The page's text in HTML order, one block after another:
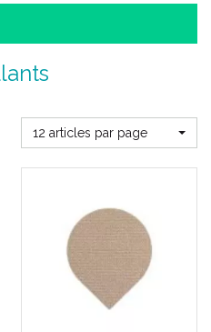
12 articles par page